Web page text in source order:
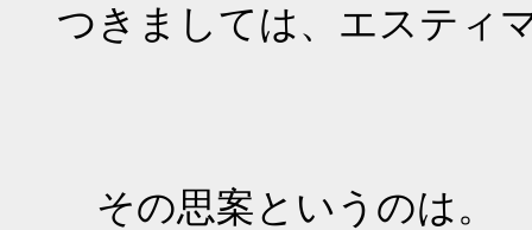
つきましては、エスティ
その思案というのは。